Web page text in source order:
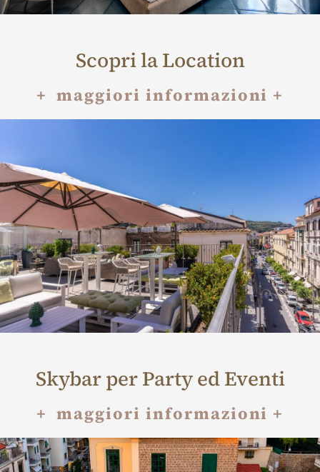
Scopri la Location
+ maggiori informazioni +
Skybar per Party ed Eventi
+ maggiori informazioni +